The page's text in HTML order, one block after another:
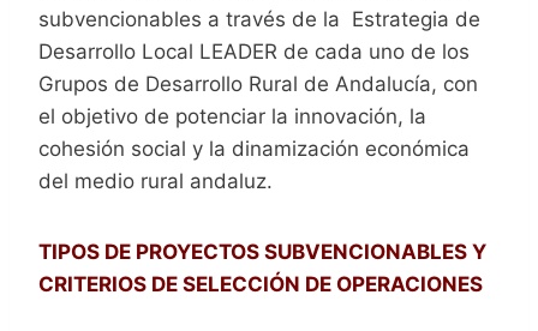
subvencionables a través de la Estrategia de
Desarrollo Local LEADER de cada uno de los
Grupos de Desarrollo Rural de Andalucía, con
el objetivo de potenciar la innovación, la
cohesión social y la dinamización económica
del medio rural andaluz.
TIPOS DE PROYECTOS SUBVENCIONABLES Y
CRITERIOS DE SELECCIÓN DE OPERACIONES